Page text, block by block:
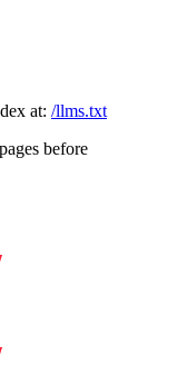
at: /llms.txt
before